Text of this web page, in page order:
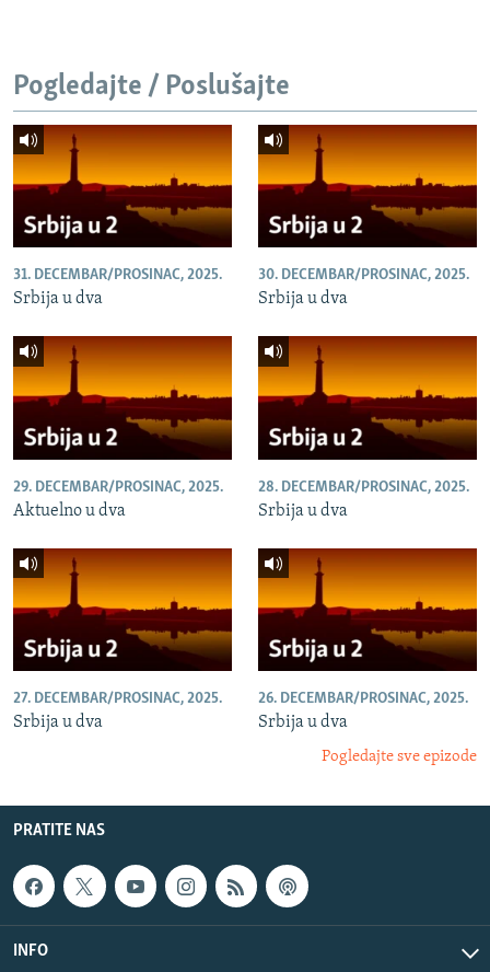
Pogledajte / Poslušajte
31. DECEMBAR/PROSINAC, 2025.
Srbija u dva
30. DECEMBAR/PROSINAC, 2025.
Srbija u dva
29. DECEMBAR/PROSINAC, 2025.
Aktuelno u dva
28. DECEMBAR/PROSINAC, 2025.
Srbija u dva
27. DECEMBAR/PROSINAC, 2025.
Srbija u dva
26. DECEMBAR/PROSINAC, 2025.
Srbija u dva
Pogledajte sve epizode
PRATITE NAS
INFO